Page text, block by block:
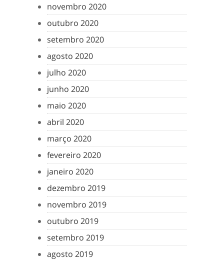
novembro 2020
outubro 2020
setembro 2020
agosto 2020
julho 2020
junho 2020
maio 2020
abril 2020
março 2020
fevereiro 2020
janeiro 2020
dezembro 2019
novembro 2019
outubro 2019
setembro 2019
agosto 2019